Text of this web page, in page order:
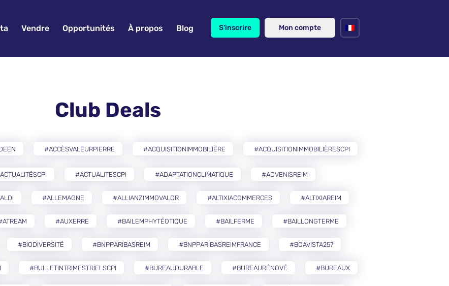
Vendre Opportunités À propos Blog S'inscrire Mon compte
Club Deals
#ACCÈSVALEURPIERRE #ACQUISITIONIMMOBILIÈRE #ACQUISITIONIMMOBILIÈRESCPI
#ACTUALITESCPI #ADAPTATIONCLIMATIQUE #ADVENISREIM
#ALLEMAGNE #ALLIANZIMMOVALOR #ALTIXIACOMMERCES #ALTIXIAREIM
#AUXERRE #BAILEMPHYTÉOTIQUE #BAILFERME #BAILLONGTERME
#BIODIVERSITÉ #BNPPARIBASREIM #BNPPARIBASREIMFRANCE #BOAVISTA257
#BULLETINTRIMESTRIELSCPI #BUREAUDURABLE #BUREAURÉNOVÉ #BUREAUX